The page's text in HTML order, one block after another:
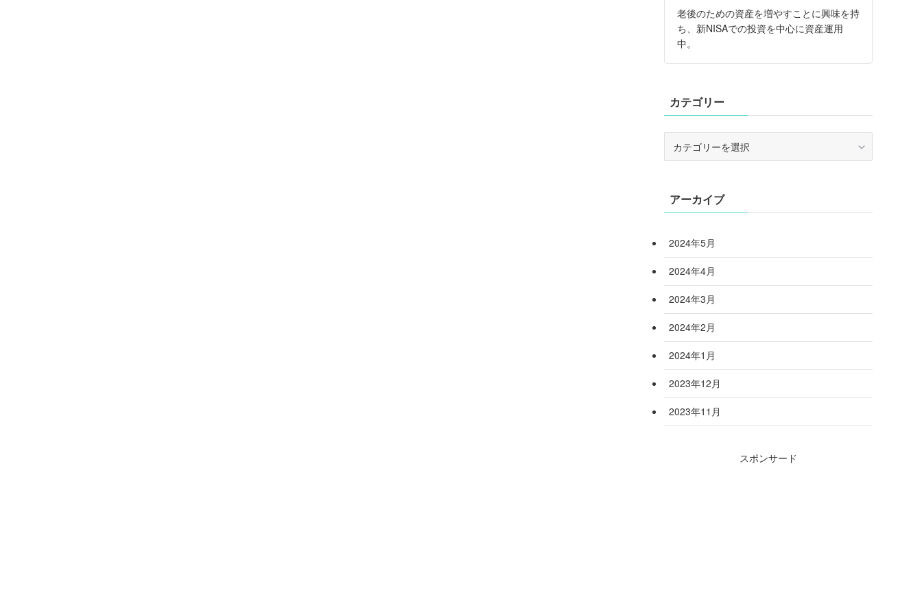
老後のための資産を増やすことに興味を持
ち、新NISAでの投資を中心に資産運用
中。
カテゴリー
ーアーカイブ
2024年5月
2024年4月
2024年3月
2024年2月
2024年1月
2023年12月
2023年11月
スポンサード